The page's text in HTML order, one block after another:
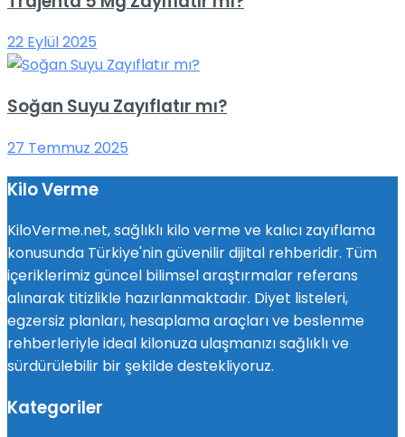
22 Eylül 2025
Soğan Suyu Zayıflatır mı?
27 Temmuz 2025
Kilo Verme
KiloVerme.net, sağlıklı kilo verme ve kalıcı zayıflama
konusunda Türkiye'nin güvenilir dijital rehberidir. Tüm
içeriklerimiz güncel bilimsel araştırmalar referans
alınarak titizlikle hazırlanmaktadır. Diyet listeleri,
egzersiz planları, hesaplama araçları ve beslenme
rehberleriyle ideal kilonuza ulaşmanızı sağlıklı ve
sürdürülebilir bir şekilde destekliyoruz.
Kategoriler